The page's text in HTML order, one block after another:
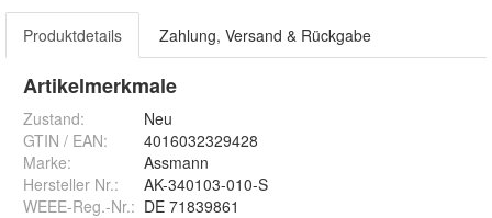
Produktdetails Zahlung, Versand & Rückgabe
Artikelmerkmale
Zustand:
Neu
GTIN / EAN:
4016032329428
Marke:
Assmann
Hersteller Nr.:
AK-340103-010-S
WEEE-Reg.-Nr.: DE 71839861